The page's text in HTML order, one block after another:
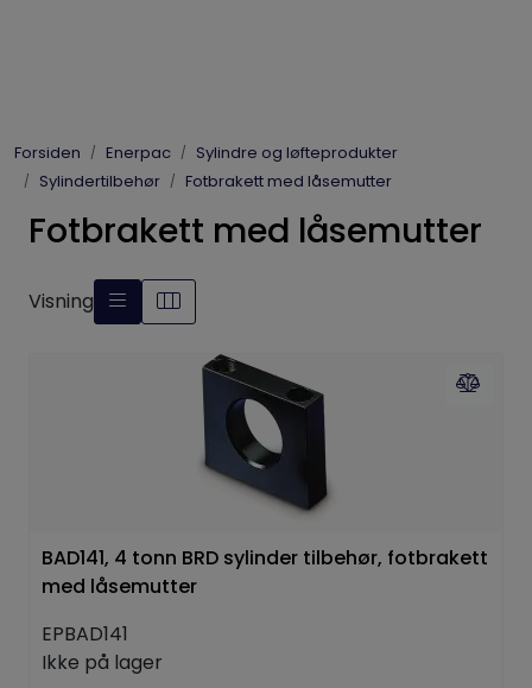
Forsiden Enerpac
Sylindre og løfteprodukter
Sylindertilbehør
Fotbrakett med låsemutter
Fotbrakett med låsemutter
Visning
BAD141, 4 tonn BRD sylinder tilbehør, fotbrakett
med låsemutter
EPBAD141
Ikke på lager
Enerpac
Hydraulikk
Dynaset